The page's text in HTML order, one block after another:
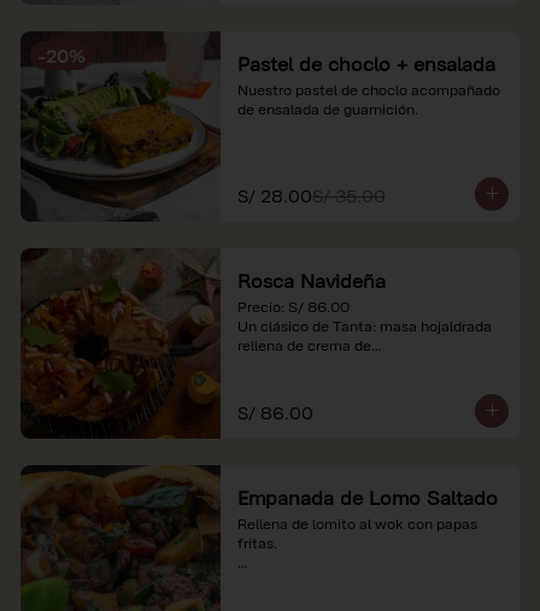
-20% Pastel de choclo + ensalada
Nuestro pastel de choclo acompañado
de ensalada de guarnición.
S/ 28.00S/ 35.00
Rosca Navideña
Precio: S/ 86.00
Un clásico de Tanta: masa hojaldrada
rellena de crema de
*Nuestros precios están expresados en
soles e incluyen impuestos de ley y
S/ 86.00
Empanada de Lomo Saltado
Rellena de lomito al wok con papas
fritas.